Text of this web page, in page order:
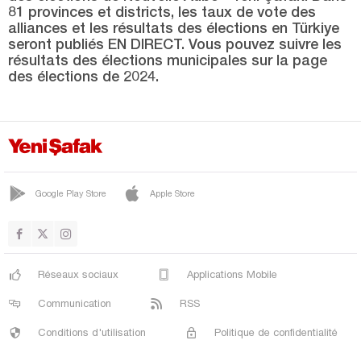
YAPRAKLI
YAYLAKENT
Çorum
Diyarbakır
Düzce
Edirne
Elazığ
Erzincan
Erzurum
Eskişehir
Gaziantep
81 provinces et districts, les taux de vote des
alliances et les résultats des élections en Türkiye
seront publiés EN DIRECT. Vous pouvez suivre les
résultats des élections municipales sur la page
des élections de 2024.
Google Play Store Apple Store
Réseaux sociaux Applications Mobile
Communication RSS
Conditions d'utilisation Politique de confidentialité